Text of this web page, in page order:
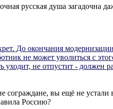
русская душа загадочна
До окончания
не может уволиться с
уходит, не отпустит - должен
сограждане, вы ещё не устали
Россию?